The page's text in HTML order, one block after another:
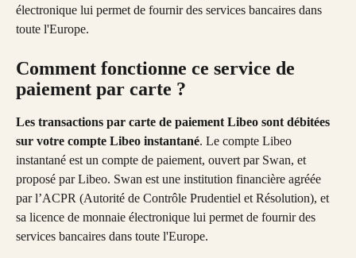
électronique lui permet de fournir des services bancaires dans
toute l'Europe.
Comment fonctionne ce service de
paiement par carte ?
Les transactions par carte de paiement Libeo sont débitées
sur votre compte Libeo instantané. Le compte Libeo
instantané est un compte de paiement, ouvert par Swan, et
proposé par Libeo. Swan est une institution financière agréée
par l’ACPR (Autorité de Contrôle Prudentiel et Résolution), et
sa licence de monnaie électronique lui permet de fournir des
services bancaires dans toute l'Europe.